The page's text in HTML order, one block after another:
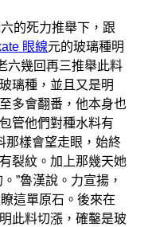
的死力推舉下，跟
眼線元的玻璃種明
六幾回再三推舉此料
璃種，並且又是明
多會翻番，他本身也
管他們對種水料有
那樣會望走眼，始終
裂紋。加上那幾天她
”魯漢說。力宣揚，
這單原石。後來在
此料切漲，確鑿是玻